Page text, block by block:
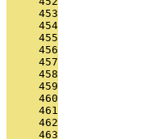
     453
     454
     455
     456
     457
     458
     459
     460
     461
     462
     463